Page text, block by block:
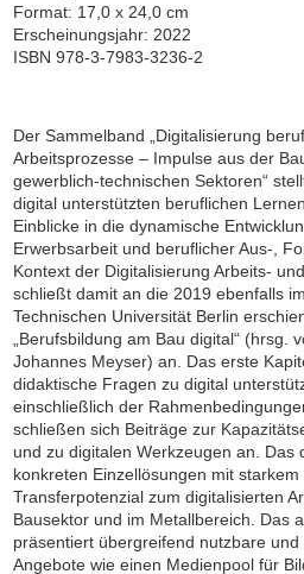
Format: 17,0 x 24,0 cm
Erscheinungsjahr: 2022
ISBN 978-3-7983-3236-2
Der Sammelband „Digitalisierung
Arbeitsprozesse – Impulse aus der
gewerblich-technischen Sektoren“
digital unterstützten beruflichen
Einblicke in die dynamische
Erwerbsarbeit und beruflicher Aus-,
Kontext der Digitalisierung Arbeits-
schließt damit an die 2019 ebenfalls
Technischen Universität Berlin
„Berufsbildung am Bau digital“ (hrsg.
Johannes Meyser) an. Das erste
didaktische Fragen zu digital
einschließlich der
schließen sich Beiträge zur
und zu digitalen Werkzeugen an. Das
konkreten Einzellösungen mit
Transferpotenzial zum digitalisierten
Bausektor und im Metallbereich. Das
präsentiert übergreifend nutzbare
Angebote wie einen Medienpool für